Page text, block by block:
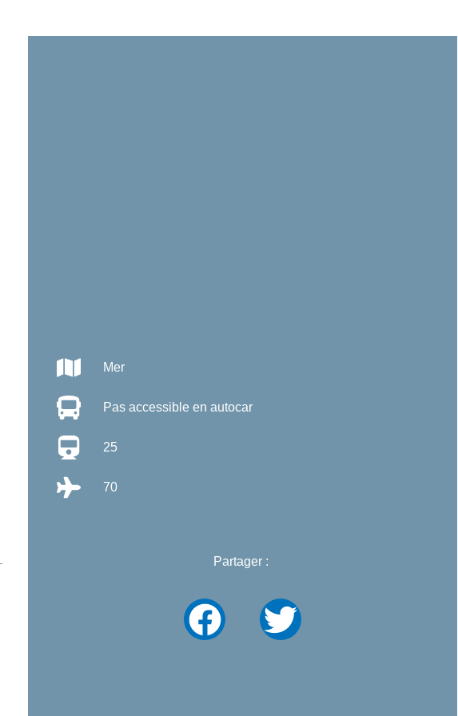
Mer
Pas accessible en autocar
25
70
Partager :